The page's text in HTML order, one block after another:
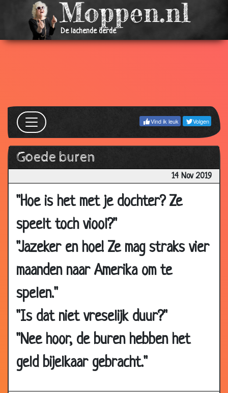
De lachende derde
Vind ik leuk Volgen
Goede buren
14 Nov 2019
"Hoe is het met je dochter? Ze
speelt toch viool?"
"Jazeker en hoe! Ze mag straks vier
maanden naar Amerika om te
spelen."
"Is dat niet vreselijk duur?"
"Nee hoor, de buren hebben het
geld bijelkaar gebracht."